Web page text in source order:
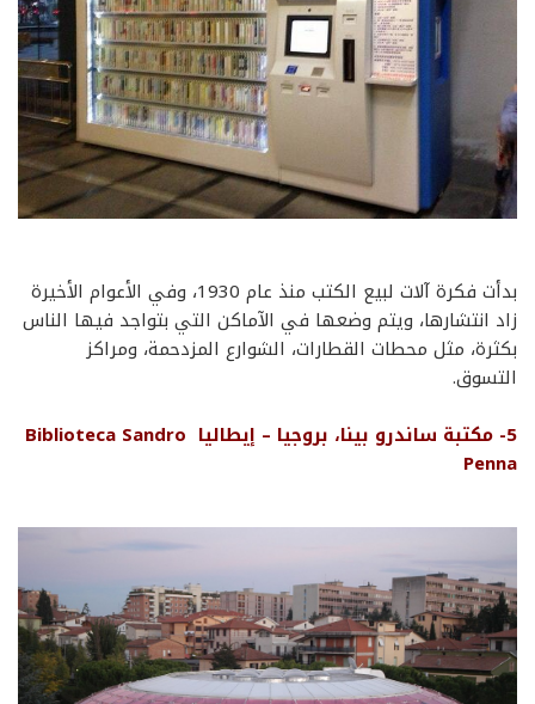
بدأت فكرة آلات لبيع الكتب منذ عام 1930، وفي الأعوام الأخيرة
زاد انتشارها، ويتم وضعها في الآماكن التي بتواجد فيها الناس
بكثرة، مثل محطات القطارات، الشوارع المزدحمة، ومراكز
التسوق.
5- مكتبة ساندرو بينا، بروجيا – إيطاليا Biblioteca Sandro
Penna